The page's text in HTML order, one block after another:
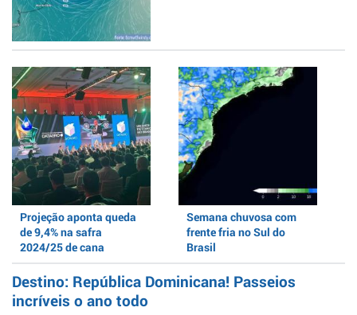
Projeção aponta queda
de 9,4% na safra
2024/25 de cana
Semana chuvosa com
frente fria no Sul do
Brasil
Destino: República Dominicana! Passeios
incríveis o ano todo